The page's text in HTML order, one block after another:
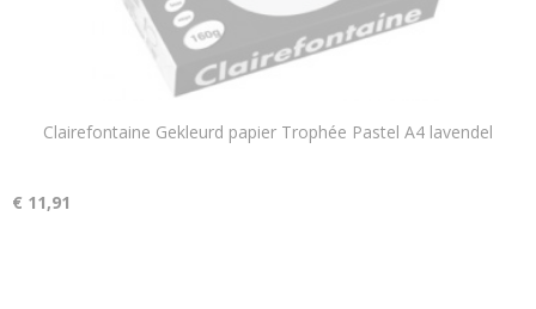
Clairefontaine Gekleurd papier Trophée Pastel A4 lavendel
€ 11,91